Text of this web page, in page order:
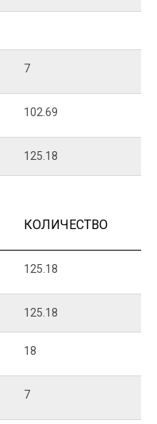
7
102.69
125.18
КОЛИЧЕСТВО
125.18
125.18
18
7